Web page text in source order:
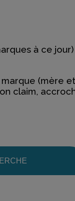
à ce jour)
(mère et
claim,